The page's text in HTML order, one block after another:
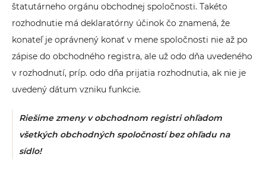
štatutárneho orgánu obchodnej spoločnosti. Takéto
rozhodnutie má deklaratórny účinok čo znamená, že
konateľ je oprávnený konať v mene spoločnosti nie až po
zápise do obchodného registra, ale už odo dňa uvedeného
v rozhodnutí, príp. odo dňa prijatia rozhodnutia, ak nie je
uvedený dátum vzniku funkcie.
Riešime zmeny v obchodnom registri ohľadom
všetkých obchodných spoločností bez ohľadu na
sídlo!